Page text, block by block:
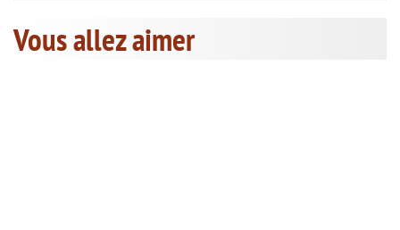
Vous allez aimer